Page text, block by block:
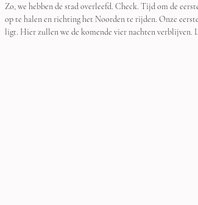
Zo, we hebben de stad overleefd. Check. Tijd om de
op te halen en richting het Noorden te rijden. Onze
ligt. Hier zullen we de komende vier nachten verblijven.